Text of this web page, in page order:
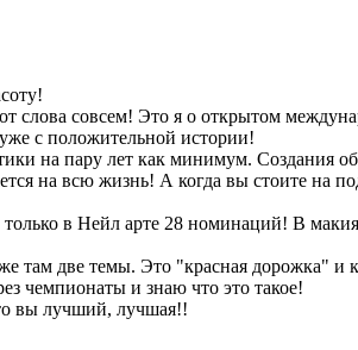
слова совсем! Это я о открытом
с положительной истории!
на пару лет как минимум. Создания
на всю жизнь! А когда вы стоите
в Нейл арте 28 номинаций! В
там две темы. Это "красная дорожка"
чемпионаты и знаю что это такое!
вы лучший, лучшая!!